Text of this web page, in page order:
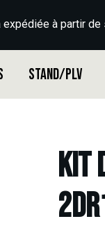
à partir
Stand/PLV
Kit